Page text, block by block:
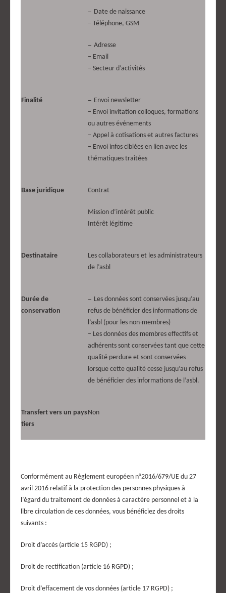
– Date de naissance
– Téléphone, GSM
– Adresse
– Email
– Secteur d’activités
Finalité – Envoi newsletter
– Envoi invitation colloques, formations
ou autres événements
– Appel à cotisations et autres factures
– Envoi infos ciblées en lien avec les
thématiques traitées
Base juridique Contrat
Mission d’intérêt public
Intérêt légitime
Destinataire
Les collaborateurs et les administrateurs
de l’asbl
Durée de
conservation
– Les données sont conservées jusqu’au
refus de bénéficier des informations de
l’asbl (pour les non-membres)
– Les données des membres effectifs et
adhérents sont conservées tant que cette
qualité perdure et sont conservées
lorsque cette qualité cesse jusqu’au refus
de bénéficier des informations de l’asbl.
Transfert vers un pays
tiers
Non
Conformément au Règlement européen n°2016/679/UE du 27
avril 2016 relatif à la protection des personnes physiques à
l’égard du traitement de données à caractère personnel et à la
libre circulation de ces données, vous bénéficiez des droits
suivants :
Droit d’accès (article 15 RGPD) ;
Droit de rectification (article 16 RGPD) ;
Droit d’effacement de vos données (article 17 RGPD) ;